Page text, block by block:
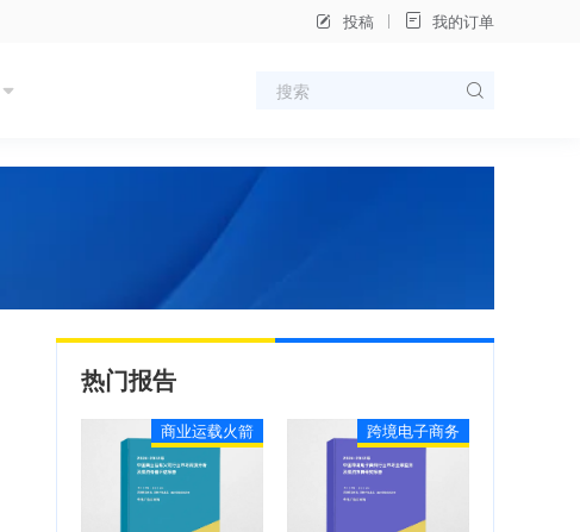
投稿 我的订单
热门报告
商业运载火箭 跨境电子商务